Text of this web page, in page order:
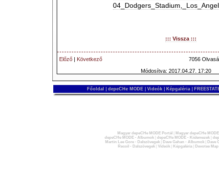
::: Vissza :::
Előző | Következő
7056
Módosítva: 2017.04.27. 17:20
Főoldal depeCHe MODE Videók Képgaléria
Magyar depeCHe MODE Portál
Magyar depeCHe
depeCHe MODE - Albumok| depeCHe MODE - Kislemezek|
Martin Lee Gore - Dalszövegek| Dave Gahan - Albumok|
Dave
Recoil - Dalszövegek| Videók| Képgaléria| Devotee Map